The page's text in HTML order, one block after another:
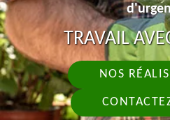
TRAVAIL
NOS